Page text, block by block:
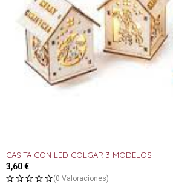
CASITA CON LED COLGAR 3 MODELOS
3,60€
(0 Valoraciones)